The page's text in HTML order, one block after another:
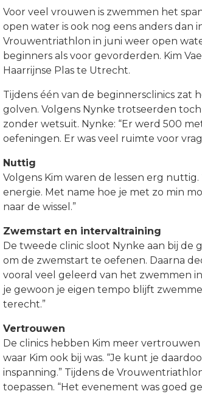
Voor veel vrouwen is zwemmen het
open water is ook nog eens anders dan
Vrouwentriathlon in juni weer open
beginners als voor gevorderden. Kim
Haarrijnse Plas te Utrecht.
Tijdens één van de beginnersclinics zat
golven. Volgens Nynke trotseerden
zonder wetsuit. Nynke: “Er werd 500
oefeningen. Er was veel ruimte voor
Nuttig
Volgens Kim waren de lessen erg
energie. Met name hoe je met zo min
naar de wissel.”
Zwemstart en intervaltraining
De tweede clinic sloot Nynke aan bij de
om de zwemstart te oefenen. Daarna
vooral veel geleerd van het zwemmen
je gewoon je eigen tempo blijft
terecht.”
Vertrouwen
De clinics hebben Kim meer
waar Kim ook bij was. “Je kunt je
inspanning.” Tijdens de
toepassen. “Het evenement was goed